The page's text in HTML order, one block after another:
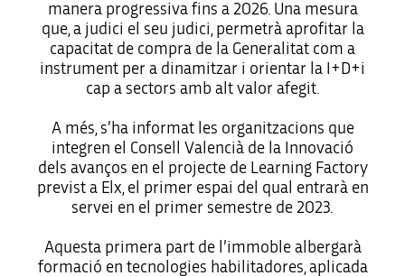
manera progressiva fins a 2026. Una mesura
que, a judici el seu judici, permetrà aprofitar la
capacitat de compra de la Generalitat com a
instrument per a dinamitzar i orientar la I+D+i
cap a sectors amb alt valor afegit.
A més, s’ha informat les organitzacions que
integren el Consell Valencià de la Innovació
dels avanços en el projecte de Learning Factory
previst a Elx, el primer espai del qual entrarà en
servei en el primer semestre de 2023.
Aquesta primera part de l’immoble albergarà
formació en tecnologies habilitadores, aplicada